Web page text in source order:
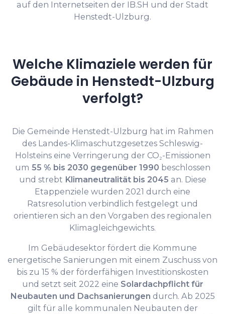
auf den Internetseiten der IB.SH und der Stadt
Henstedt-Ulzburg.
Welche Klimaziele werden für
Gebäude in Henstedt-Ulzburg
verfolgt?
Die Gemeinde Henstedt-Ulzburg hat im Rahmen
des Landes-Klimaschutzgesetzes Schleswig-
Holsteins eine Verringerung der CO₂-Emissionen
um 55 % bis 2030 gegenüber 1990 beschlossen
und strebt Klimaneutralität bis 2045 an. Diese
Etappenziele wurden 2021 durch eine
Ratsresolution verbindlich festgelegt und
orientieren sich an den Vorgaben des regionalen
Klimagleichgewichts.
Im Gebäudesektor fördert die Kommune
energetische Sanierungen mit einem Zuschuss von
bis zu 15 % der förderfähigen Investitionskosten
und setzt seit 2022 eine Solardachpflicht für
Neubauten und Dachsanierungen durch. Ab 2025
gilt für alle kommunalen Neubauten der